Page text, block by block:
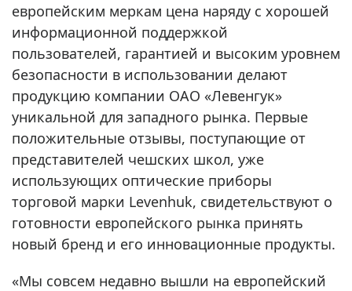
европейским меркам цена наряду с хорошей
информационной поддержкой
пользователей, гарантией и высоким уровнем
безопасности в использовании делают
продукцию компании ОАО «Левенгук»
уникальной для западного рынка. Первые
положительные отзывы, поступающие от
представителей чешских школ, уже
использующих оптические приборы
торговой марки Levenhuk, свидетельствуют о
готовности европейского рынка принять
новый бренд и его инновационные продукты.
«Мы совсем недавно вышли на европейский